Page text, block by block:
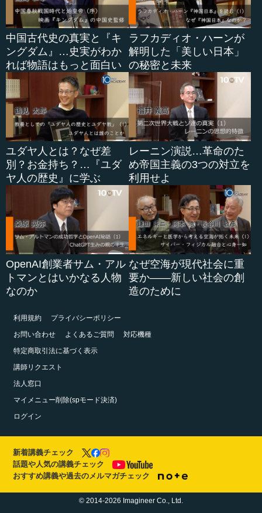
中国古代史の真実と『キ
ングダム』…史実がわか
れば物語はもっと面白い
ラフカディオ・ハーンが
解明した「美しい日本」
の秘密と未来
ユダヤ人とは？なぜ差
別？お金持ち？…『ユダ
ヤ人の歴史』に学ぶ
レーニン演説…革命のた
め帝国主義の3つの対立を
利用せよ
OpenAI創業者サム・アル
トマンとはいかなる人物
なのか
なぜ空海が現代社会に重
要か――新しい社会の創
造のために
利用規約
プライバシーポリシー
お問い合わせ
よくあるご質問
対応機種
特定商取引法に基づく表示
講師リクエスト
法人窓口
マイメニュー削除(spモード決済)
ログイン
新着講義チェック
話題や人気の講義チェック
おすすめ講義や過去のメルマガチェック
© 2014-2026 Imagineer Co., Ltd.